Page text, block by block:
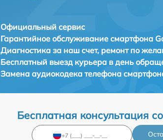
Официальный сервис
Гарантийное обслуживание смартфона
Диагностика за наш счет, ремонт по
Бесплатный выезд курьера в день
Замена аудиокодека телефона
Бесплатная консультация